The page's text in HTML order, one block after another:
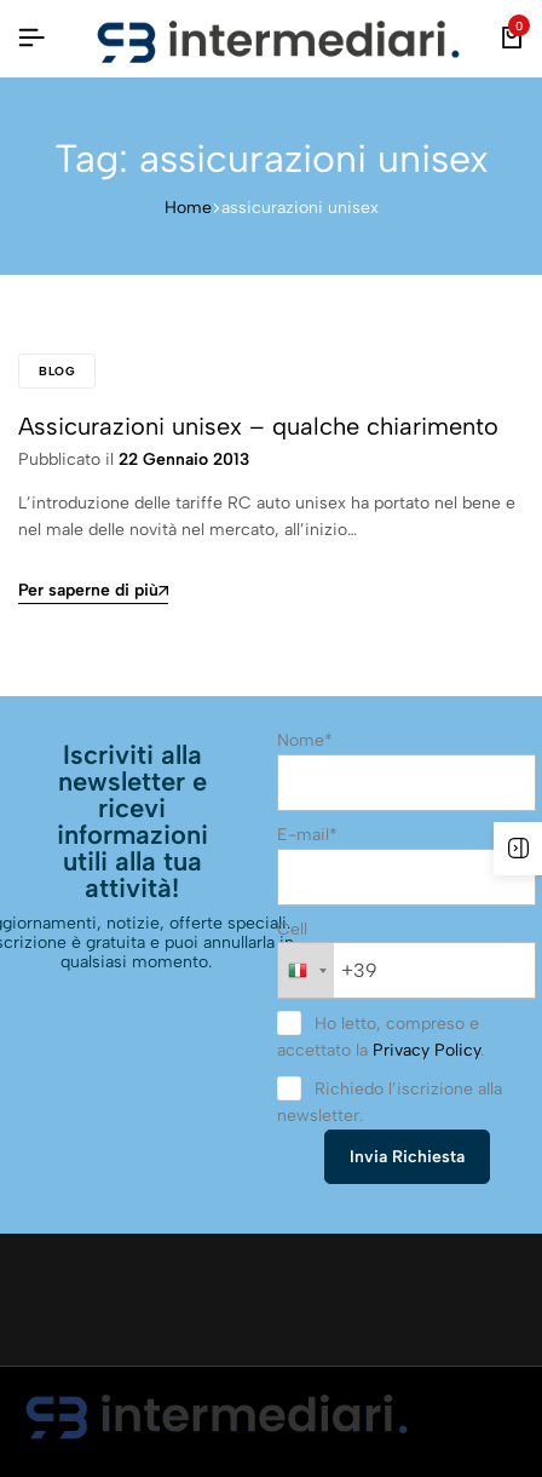
0
Tag: assicurazioni unisex
Home assicurazioni unisex
BLOG
Assicurazioni unisex – qualche chiarimento
Pubblicato il 22 Gennaio 2013
L’introduzione delle tariffe RC auto unisex ha portato nel bene e
nel male delle novità nel mercato, all’inizio…
Per saperne di più
Iscriviti alla
newsletter e
ricevi
informazioni
utili alla tua
attività!
notizie, offerte speciali.
è gratuita e puoi annullarla in
qualsiasi momento.
Nome*
E-mail*
Cell
Ho letto, compreso e
accettato la Privacy Policy.
Richiedo l’iscrizione alla
newsletter.